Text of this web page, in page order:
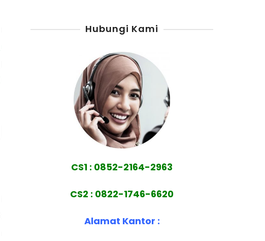
BaratHubungi Kami
CS1 : 0852-2164-2963
CS2 : 0822-1746-6620
Alamat Kantor :